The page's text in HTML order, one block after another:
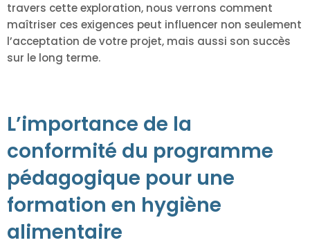
travers cette exploration, nous verrons comment
maîtriser ces exigences peut influencer non seulement
l’acceptation de votre projet, mais aussi son succès
sur le long terme.
L’importance de la
conformité du programme
pédagogique pour une
formation en hygiène
alimentaire